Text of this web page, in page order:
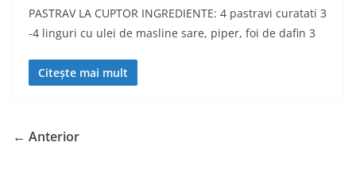
PASTRAV LA CUPTOR INGREDIENTE: 4 pastravi curatati 3
-4 linguri cu ulei de masline sare, piper, foi de dafin 3
Citește mai mult
← Anterior